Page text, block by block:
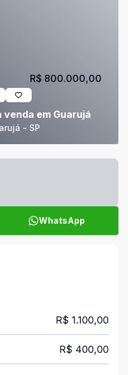
venda em Guarujá
- SP
R$ 800.000,00
WhatsApp
R$ 1.100,00
R$ 400,00